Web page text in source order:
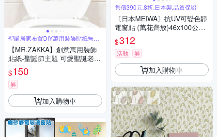
聖誕居家布置DIY萬用裝飾貼紙無痕
牆貼
【MR.ZAKKA】創意萬用裝飾
貼紙-聖誕節主題 可愛聖誕老人
駕雪橇 居家節慶布置 DIY可移
式壁貼 無痕壁貼 牆貼
$150
券
加入購物車
售價390元,8折,日本製,品質保證
〔日本MEIWA〕抗UV可變色靜
電窗貼 (萬花齊放)46x100公分
★促銷★
$312
活動 券
加入購物車